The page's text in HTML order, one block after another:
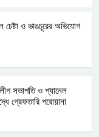
চেষ্টা ও ভাঙচূরের অভিযোগ
সভাপতি ও প্যানেল
গ্রেফতারি পরোয়ানা